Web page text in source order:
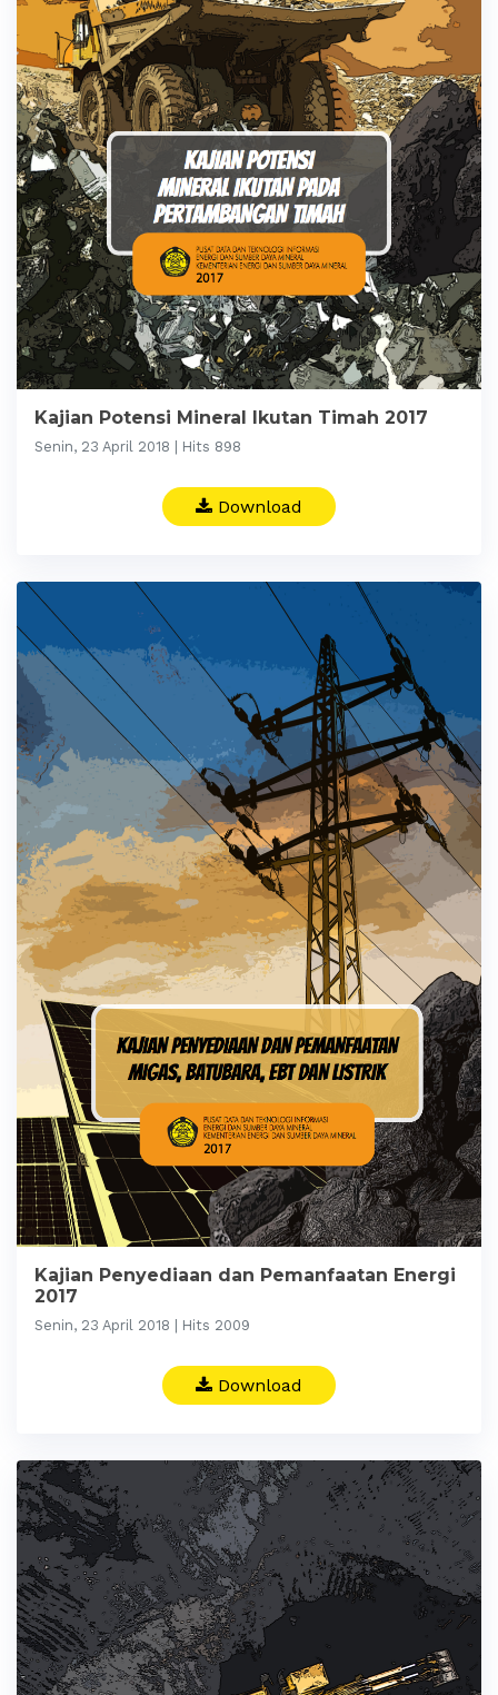
Kajian Potensi Mineral Ikutan Timah 2017
Senin, 23 April 2018 | Hits 898
Download
Kajian Penyediaan dan Pemanfaatan Energi
2017
Senin, 23 April 2018 | Hits 2009
Download